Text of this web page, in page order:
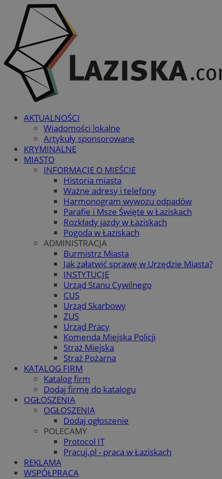
AKTUALNOŚCI
Wiadomości lokalne
Artykuły sponsorowane
KRYMINALNE
MIASTO
INFORMACJE O MIEŚCIE
Historia miasta
Ważne adresy i telefony
Harmonogram wywozu odpadów
Parafie i Msze Święte w Łaziskach
Rozkłady jazdy w Łaziskach
Pogoda w Łaziskach
ADMINISTRACJA
Burmistrz Miasta
Jak załatwić sprawę w Urzędzie Miasta?
INSTYTUCJE
Urząd Stanu Cywilnego
CUS
Urząd Skarbowy
ZUS
Urząd Pracy
Komenda Miejska Policji
Straż Miejska
Straż Pożarna
KATALOG FIRM
Katalog firm
Dodaj firmę do katalogu
OGŁOSZENIA
OGŁOSZENIA
Dodaj ogłoszenie
POLECAMY
Protocol IT
Pracuj.pl - praca w Łaziskach
REKLAMA
WSPÓŁPRACA